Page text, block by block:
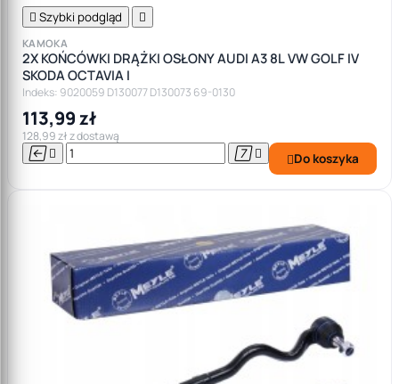
 Szybki podgląd 
KAMOKA
2X KOŃCÓWKI DRĄŻKI OSŁONY AUDI A3 8L VW GOLF IV
SKODA OCTAVIA I
Indeks: 9020059 D130077 D130073 69-0130
113,99 zł
128,99 zł z dostawą
    Do koszyka